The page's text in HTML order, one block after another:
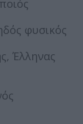
φυσικός
Έλληνας